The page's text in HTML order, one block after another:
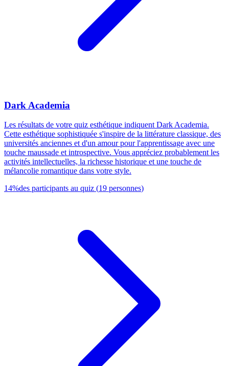
Dark Academia
Les résultats de votre quiz esthétique indiquent Dark Academia.
Cette esthétique sophistiquée s'inspire de la littérature classique, des
universités anciennes et d'un amour pour l'apprentissage avec une
touche maussade et introspective. Vous appréciez probablement les
activités intellectuelles, la richesse historique et une touche de
mélancolie romantique dans votre style.
14%des participants au quiz (19 personnes)